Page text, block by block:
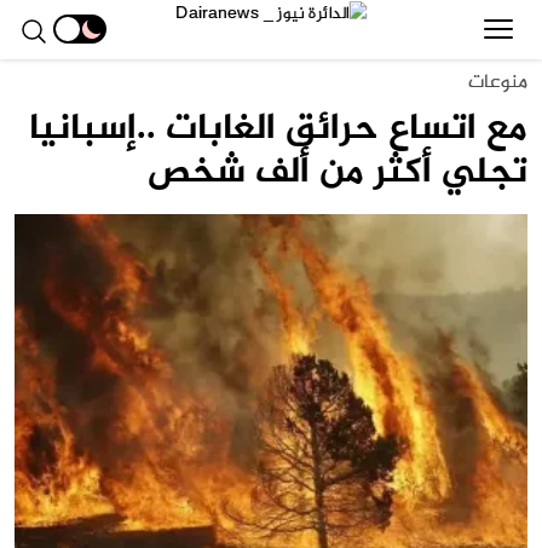
منوعات
مع اتساع حرائق الغابات ..إسبانيا
تجلي أكثر من ألف شخص